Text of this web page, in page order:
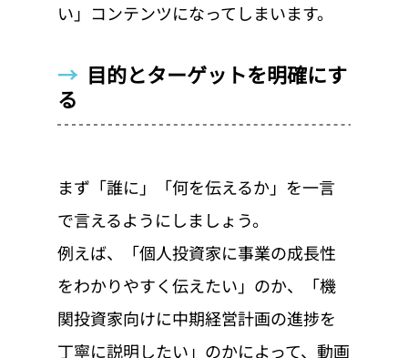
い」コンテンツになってしまいます。
→ 目的とターゲットを明確にす
る
まず「誰に」「何を伝えるか」を一言
で言えるようにしましょう。
例えば、「個人投資家に事業の成長性
をわかりやすく伝えたい」のか、「機
関投資家向けに中期経営計画の進捗を
丁寧に説明したい」のかによって、動画